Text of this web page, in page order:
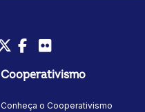
Cooperativismo
Conheça o Cooperativismo